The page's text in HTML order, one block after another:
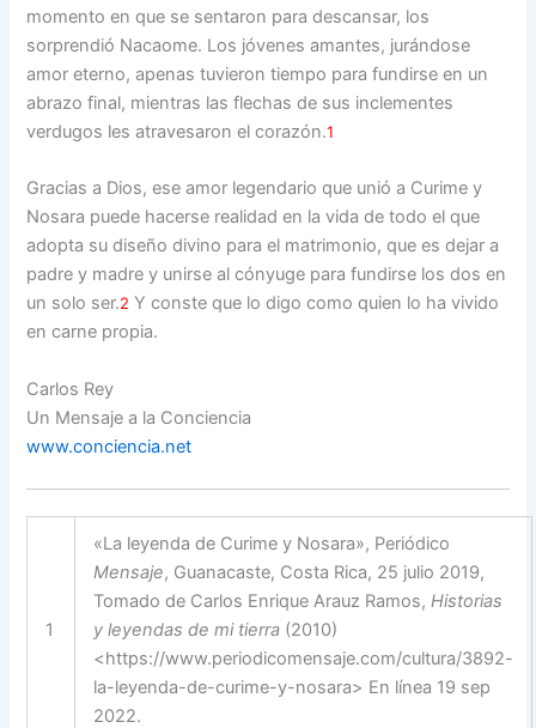
momento en que se sentaron para descansar, los
sorprendió Nacaome. Los jóvenes amantes, jurándose
amor eterno, apenas tuvieron tiempo para fundirse en un
abrazo final, mientras las flechas de sus inclementes
verdugos les atravesaron el corazón.1
Gracias a Dios, ese amor legendario que unió a Curime y
Nosara puede hacerse realidad en la vida de todo el que
adopta su diseño divino para el matrimonio, que es dejar a
padre y madre y unirse al cónyuge para fundirse los dos en
un solo ser.2 Y conste que lo digo como quien lo ha vivido
en carne propia.
Carlos Rey
Un Mensaje a la Conciencia
www.conciencia.net
1
«La leyenda de Curime y Nosara», Periódico
Mensaje, Guanacaste, Costa Rica, 25 julio 2019,
Tomado de Carlos Enrique Arauz Ramos,Historias
y leyendas de mi tierra (2010)
<https://www.periodicomensaje.com/cultura/3892-
la-leyenda-de-curime-y-nosara> En línea 19 sep
2022.